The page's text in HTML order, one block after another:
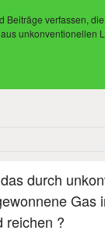
Beiträge verfassen,
unkonventionellen
durch
Gas
reichen ?